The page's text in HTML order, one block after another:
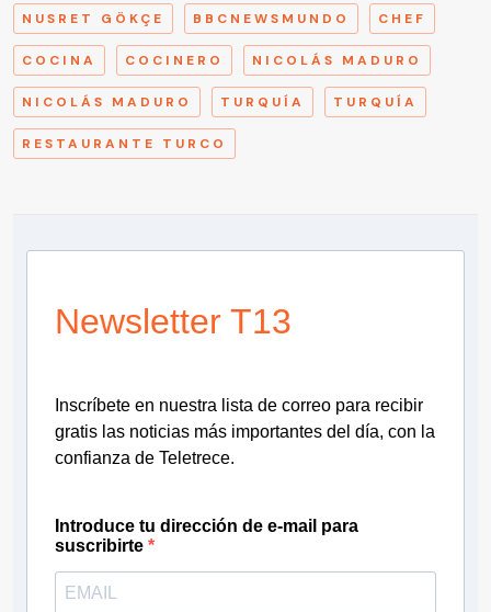
NUSRET GÖKÇE BBCNEWSMUNDO CHEF
COCINA COCINERO NICOLÁS MADURO
NICOLÁS MADURO TURQUÍA TURQUÍA
RESTAURANTE TURCO
Newsletter T13
Inscríbete en nuestra lista de correo para recibir
gratis las noticias más importantes del día, con la
confianza de Teletrece.
Introduce tu dirección de e-mail para
suscribirte